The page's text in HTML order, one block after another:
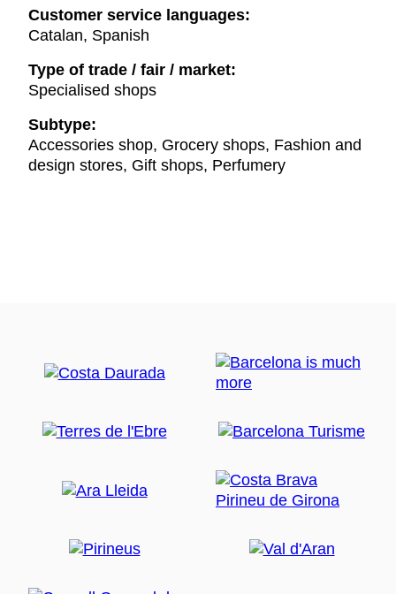
Customer service languages:
Catalan, Spanish
Type of trade / fair / market:
Specialised shops
Subtype:
Accessories shop, Grocery shops, Fashion and
design stores, Gift shops, Perfumery